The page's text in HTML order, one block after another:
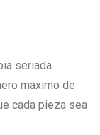
seriada
máximo de
cada pieza sea